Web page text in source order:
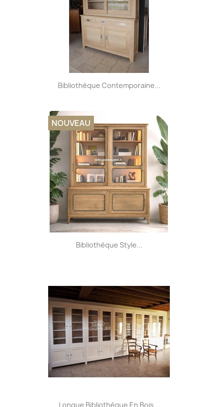
Bibliothèque Contemporaine...
Bibliothèque Style...
NOUVEAU
Longue Bibliothèque En Bois...